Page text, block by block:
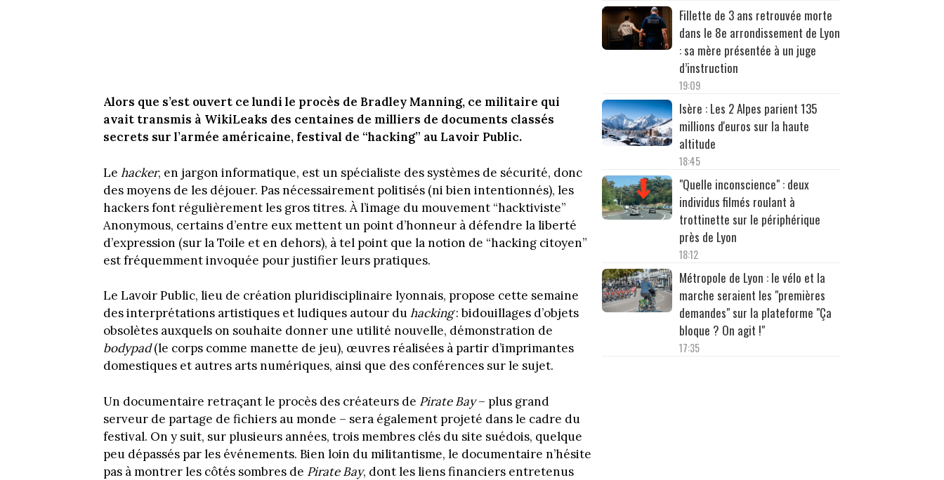
Alors que s’est ouvert ce lundi le procès de Bradley Manning, ce militaire qui
avait transmis à WikiLeaks des centaines de milliers de documents classés
secrets sur l’armée américaine, festival de “hacking” au Lavoir Public.
Le hacker, en jargon informatique, est un spécialiste des systèmes de sécurité, donc
des moyens de les déjouer. Pas nécessairement politisés (ni bien intentionnés), les
hackers font régulièrement les gros titres. À l’image du mouvement “hacktiviste”
Anonymous, certains d’entre eux mettent un point d’honneur à défendre la liberté
d’expression (sur la Toile et en dehors), à tel point que la notion de “hacking citoyen”
est fréquemment invoquée pour justifier leurs pratiques.
Le Lavoir Public, lieu de création pluridisciplinaire lyonnais, propose cette semaine
des interprétations artistiques et ludiques autour duhacking: bidouillages d’objets
obsolètes auxquels on souhaite donner une utilité nouvelle, démonstration de
bodypad(le corps comme manette de jeu), œuvres réalisées à partir d’imprimantes
domestiques et autres arts numériques, ainsi que des conférences sur le sujet.
Un documentaire retraçant le procès des créateurs de Pirate Bay– plus grand
serveur de partage de fichiers au monde – sera également projeté dans le cadre du
festival. On y suit, sur plusieurs années, trois membres clés du site suédois, quelque
peu dépassés par les événements. Bien loin du militantisme, le documentaire n’hésite
pas à montrer les côtés sombres de Pirate Bay, dont les liens financiers entretenus
Fillette de 3 ans retrouvée morte
dans le 8e arrondissement de Lyon
: sa mère présentée à un juge
d’instruction
19:09
Isère : Les 2 Alpes parient 135
millions d'euros sur la haute
altitude
18:45
"Quelle inconscience" : deux
individus filmés roulant à
trottinette sur le périphérique
près de Lyon
18:12
Métropole de Lyon : le vélo et la
marche seraient les "premières
demandes" sur la plateforme "Ça
bloque ? On agit !"
17:35